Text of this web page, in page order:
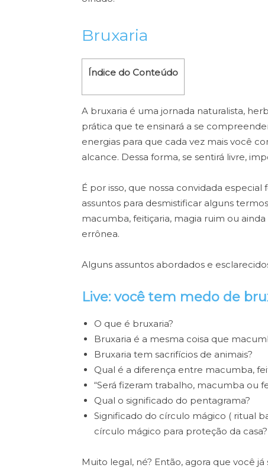
Bruxaria
Índice do Conteúdo
A bruxaria é uma jornada naturalista,
prática que te ensinará a se
energias para que cada vez mais você
alcance. Dessa forma, se sentirá livre,
É por isso, que nossa convidada especial
assuntos para desmistificar alguns
macumba, feitiçaria, magia ruim ou
errônea.
Alguns assuntos abordados e
Live: você tem medo de
O que é bruxaria?
Bruxaria é a mesma coisa que
Bruxaria tem sacrifícios de animais?
Qual é a diferença entre macumba,
“Será fizeram trabalho, macumba ou
Qual o significado do pentagrama?
Significado do círculo mágico ( ritual
círculo mágico para proteção da casa?
Muito legal, né? Então, agora que você